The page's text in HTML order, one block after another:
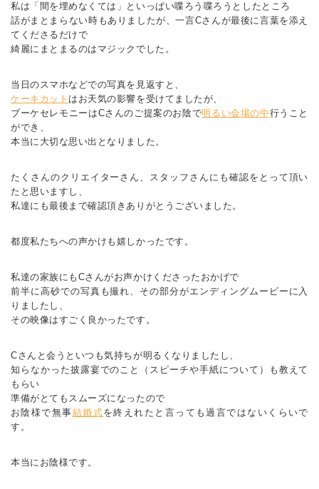
私は「間を埋めなくては」といっぱい喋ろう喋ろうとしたところ
話がまとまらない時もありましたが、一言Cさんが最後に言葉を添え
てくださるだけで
綺麗にまとまるのはマジックでした。
当日のスマホなどでの写真を見返すと、
ケーキカット はお天気の影響を受けてましたが、
ブーケセレモニーはCさんのご提案のお陰で明るい会場の中行うこと
ができ、
本当に大切な思い出となりました。
たくさんのクリエイターさん、スタッフさんにも確認をとって頂い
たと思いますし、
私達にも最後まで確認頂きありがとうございました。
都度私たちへの声かけも嬉しかったです。
私達の家族にもCさんがお声かけくださったおかげで
前半に高砂での写真も撮れ、その部分がエンディングムービーに入
りましたし、
その映像はすごく良かったです。
Cさんと会うといつも気持ちが明るくなりましたし、
知らなかった披露宴でのこと（スピーチや手紙について）も教えて
もらい
準備がとてもスムーズになったので
お陰様で無事結婚式を終えれたと言っても過言ではないくらいで
す。
本当にお陰様です。